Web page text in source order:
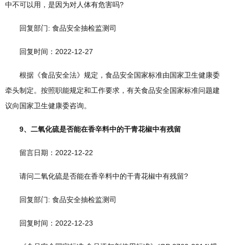
中不可以用，是因为对人体有危害吗?
回复部门: 食品安全抽检监测司
回复时间：2022-12-27
根据《食品安全法》规定，食品安全国家标准由国家卫生健康委
牵头制定。按照职能规定和工作要求，有关食品安全国家标准问题建
议向国家卫生健康委咨询。
9、二氧化硫是否能在香辛料中的干青花椒中有残留
留言日期：2022-12-22
请问二氧化硫是否能在香辛料中的干青花椒中有残留?
回复部门: 食品安全抽检监测司
回复时间：2022-12-23